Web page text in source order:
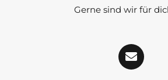
Gerne sind wir für